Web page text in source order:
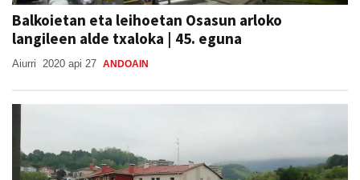
Balkoietan eta leihoetan Osasun arloko
langileen alde txaloka | 45. eguna
Aiurri 2020 api 27 ANDOAIN